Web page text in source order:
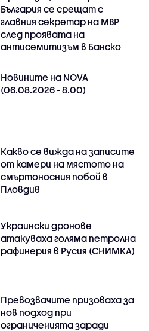
България се срещат с
главния секретар на МВР
след проявата на
антисемитизъм в Банско
Новините на NOVA
(06.08.2026 - 8.00)
Какво се вижда на записите
от камери на мястото на
смъртоносния побой в
Пловдив
Украински дронове
атакуваха голяма петролна
рафинерия в Русия (СНИМКА)
Превозвачите призоваха за
нов подход при
ограниченията заради